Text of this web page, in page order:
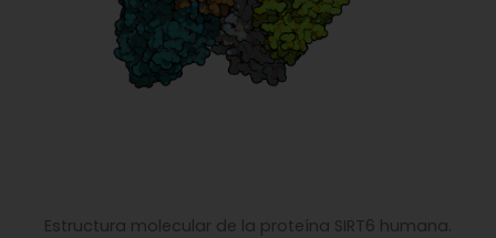
Estructura molecular de la proteína SIRT6 humana.